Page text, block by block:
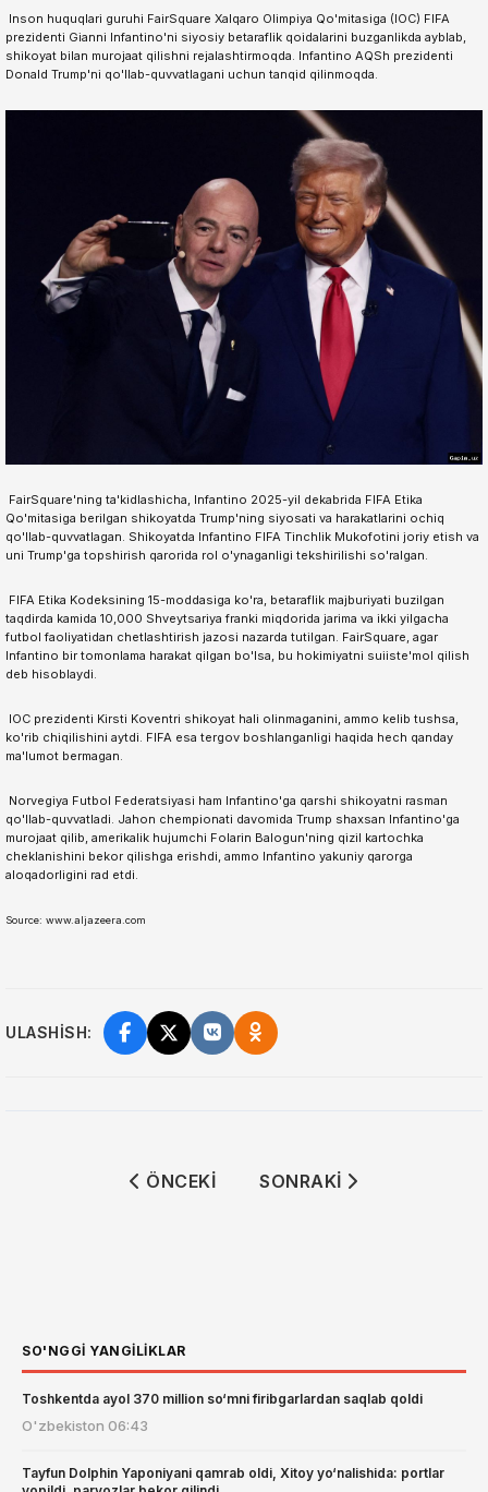
️ Inson huquqlari guruhi FairSquare Xalqaro Olimpiya Qo'mitasiga (IOC) FIFA
prezidenti Gianni Infantino'ni siyosiy betaraflik qoidalarini buzganlikda ayblab,
shikoyat bilan murojaat qilishni rejalashtirmoqda. Infantino AQSh prezidenti
Donald Trump'ni qo'llab-quvvatlagani uchun tanqid qilinmoqda.
️ FairSquare'ning ta'kidlashicha, Infantino 2025-yil dekabrida FIFA Etika
Qo'mitasiga berilgan shikoyatda Trump'ning siyosati va harakatlarini ochiq
qo'llab-quvvatlagan. Shikoyatda Infantino FIFA Tinchlik Mukofotini joriy etish va
uni Trump'ga topshirish qarorida rol o'ynaganligi tekshirilishi so'ralgan.
️ FIFA Etika Kodeksining 15-moddasiga ko'ra, betaraflik majburiyati buzilgan
taqdirda kamida 10,000 Shveytsariya franki miqdorida jarima va ikki yilgacha
futbol faoliyatidan chetlashtirish jazosi nazarda tutilgan. FairSquare, agar
Infantino bir tomonlama harakat qilgan bo'lsa, bu hokimiyatni suiiste'mol qilish
deb hisoblaydi.
️ IOC prezidenti Kirsti Koventri shikoyat hali olinmaganini, ammo kelib tushsa,
ko'rib chiqilishini aytdi. FIFA esa tergov boshlanganligi haqida hech qanday
ma'lumot bermagan.
️ Norvegiya Futbol Federatsiyasi ham Infantino'ga qarshi shikoyatni rasman
qo'llab-quvvatladi. Jahon chempionati davomida Trump shaxsan Infantino'ga
murojaat qilib, amerikalik hujumchi Folarin Balogun'ning qizil kartochka
cheklanishini bekor qilishga erishdi, ammo Infantino yakuniy qarorga
aloqadorligini rad etdi.
Source: www.aljazeera.com
ULASHISH:
ÖNCEKI MAKALE: MAROKASH TERMA
ÖNCEKI SONRAKI MAKALE:
SONRAKI
SO'NGGI YANGILIKLAR
Toshkentda ayol 370 million so‘mni firibgarlardan saqlab qoldi
O'zbekiston 06:43
Tayfun Dolphin Yaponiyani qamrab oldi, Xitoy yo‘nalishida: portlar